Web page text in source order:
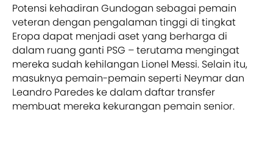
Potensi kehadiran Gundogan sebagai pemain
veteran dengan pengalaman tinggi di tingkat
Eropa dapat menjadi aset yang berharga di
dalam ruang ganti PSG – terutama mengingat
mereka sudah kehilangan Lionel Messi. Selain itu,
masuknya pemain-pemain seperti Neymar dan
Leandro Paredes ke dalam daftar transfer
membuat mereka kekurangan pemain senior.